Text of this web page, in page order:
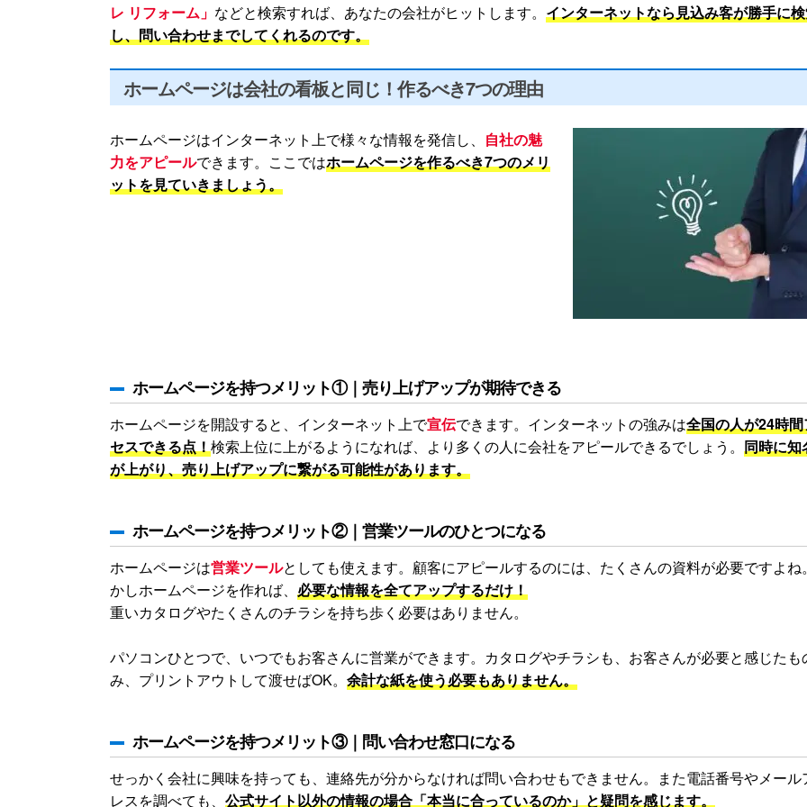
レ リフォーム」 などと検索すれば、あなたの会社がヒットします。 インターネットなら見込み客が勝手に
し、問い合わせまでしてくれるのです。
ホームページは会社の看板と同じ！作るべき7つの理由
ホームページはインターネット上で様々な情報を発信し、 自社の魅
力をアピールできます。ここではホームページを作るべき7つのメリ
ットを見ていきましょう。
ホームページを持つメリット①｜売り上げアップが期待できる
ホームページを開設すると、インターネット上で宣伝できます。インターネットの強みは全国の人が24時
セスできる点！検索上位に上がるようになれば、より多くの人に会社をアピールできるでしょう。 同時に知
が上がり、売り上げアップに繋がる可能性があります。
ホームページを持つメリット②｜営業ツールのひとつになる
ホームページは営業ツールとしても使えます。顧客にアピールするのには、たくさんの資料が必要ですよね
かしホームページを作れば、 必要な情報を全てアップするだけ！
重いカタログやたくさんのチラシを持ち歩く必要はありません。
パソコンひとつで、いつでもお客さんに営業ができます。カタログやチラシも、お客さんが必要と感じたも
み、プリントアウトして渡せばOK。 余計な紙を使う必要もありません。
ホームページを持つメリット③｜問い合わせ窓口になる
せっかく会社に興味を持っても、連絡先が分からなければ問い合わせもできません。また電話番号やメール
レスを調べても、 公式サイト以外の情報の場合「本当に合っているのか」と疑問を感じます。